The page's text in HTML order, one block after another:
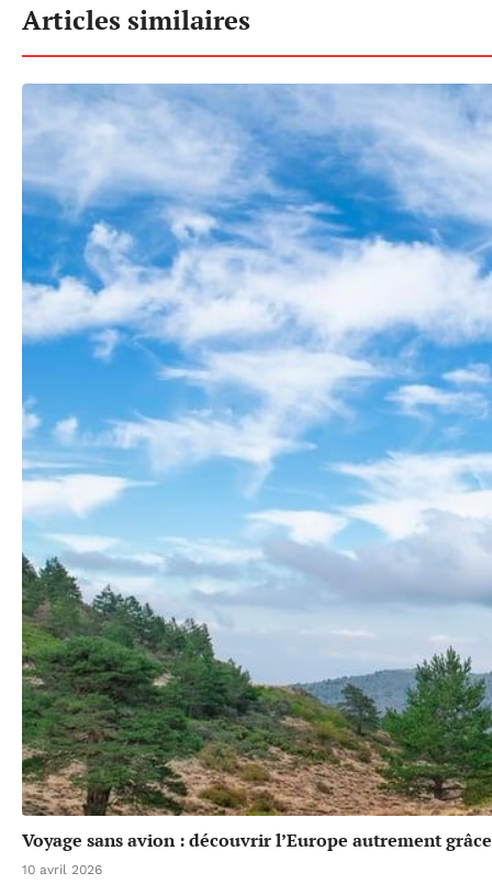
Articles similaires
Voyage sans avion : découvrir l’Europe autrement
10 avril 2026